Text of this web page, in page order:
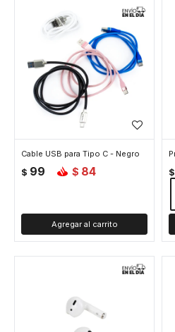
Cable USB para Tipo C - Negro
$ 99 $ 84 $